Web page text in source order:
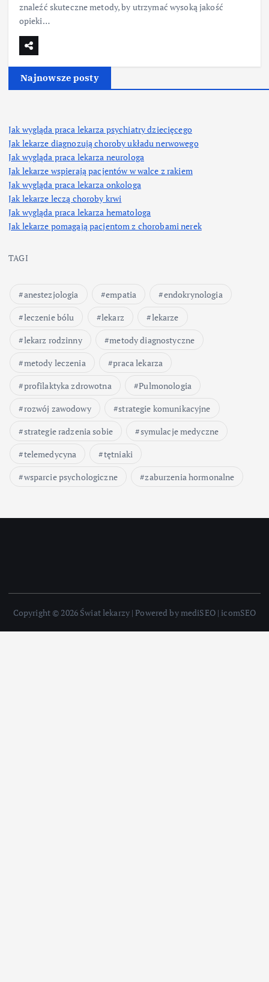
znaleźć skuteczne metody, by utrzymać wysoką jakość
opieki…
Najnowsze posty
Jak wygląda praca lekarza psychiatry dziecięcego
Jak lekarze diagnozują choroby układu nerwowego
Jak wygląda praca lekarza neurologa
Jak lekarze wspierają pacjentów w walce z rakiem
Jak wygląda praca lekarza onkologa
Jak lekarze leczą choroby krwi
Jak wygląda praca lekarza hematologa
Jak lekarze pomagają pacjentom z chorobami nerek
TAGI
anestezjologia empatia
endokrynologia
leczenie bólu
lekarz
lekarze
lekarz rodzinny
metody diagnostyczne
metody leczenia
praca lekarza
profilaktyka zdrowotna
Pulmonologia
rozwój zawodowy
strategie komunikacyjne
strategie radzenia sobie
symulacje medyczne
telemedycyna
tętniaki
wsparcie psychologiczne
zaburzenia hormonalne
Copyright © 2026 Świat lekarzy | Powered by mediSEO | icomSEO